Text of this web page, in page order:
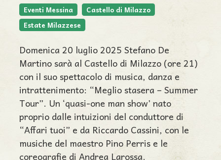
Eventi Messina
Castello di Milazzo
Estate Milazzese
Domenica 20 luglio 2025 Stefano De
Martino sarà al Castello di Milazzo (ore 21)
con il suo spettacolo di musica, danza e
intrattenimento: “Meglio stasera – Summer
Tour”. Un ‘quasi-one man show’ nato
proprio dalle intuizioni del conduttore di
“Affari tuoi” e da Riccardo Cassini, con le
musiche del maestro Pino Perris e le
coreografie di Andrea Larossa.